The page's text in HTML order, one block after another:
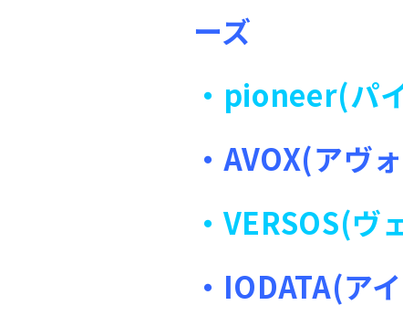
ーズ
・pioneer(パ
・AVOX(アヴ
・VERSOS(
・IODATA(ア